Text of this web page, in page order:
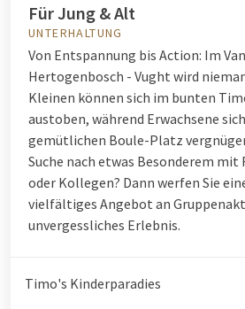
Für Jung & Alt
UNTERHALTUNG
Von Entspannung bis Action: Im
Hertogenbosch - Vught wird
Kleinen können sich im bunten
austoben, während Erwachsene
gemütlichen Boule-Platz
Suche nach etwas Besonderem mit
oder Kollegen? Dann werfen Sie
vielfältiges Angebot an
unvergessliches Erlebnis.
Timo's Kinderparadies